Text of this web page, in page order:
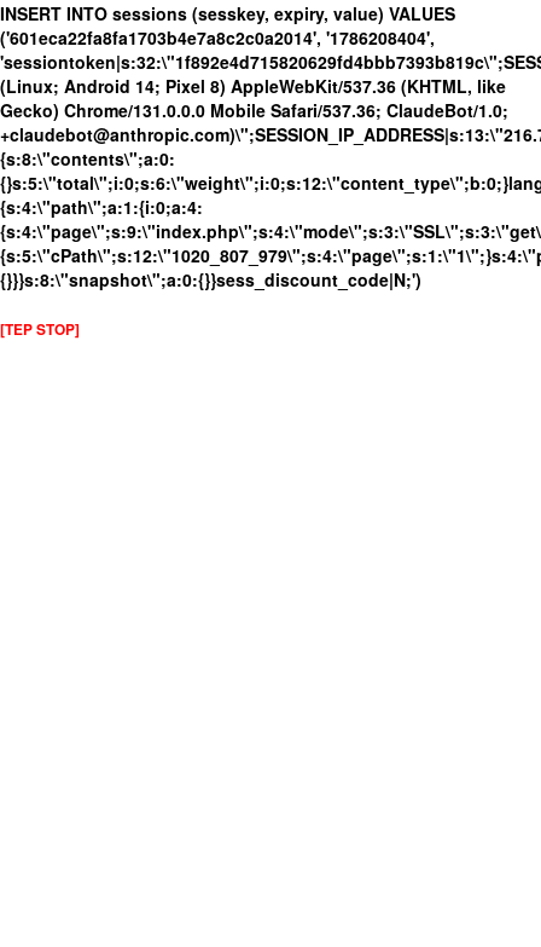
INSERT INTO sessions (sesskey, expiry, value) VALUES
('601eca22fa8fa1703b4e7a8c2c0a2014', '1786208404',
(Linux; Android 14; Pixel 8) AppleWebKit/537.36 (KHTML, like
Gecko) Chrome/131.0.0.0 Mobile Safari/537.36; ClaudeBot/1.0;
{s:8:\"contents\";a:0:
{s:4:\"path\";a:1:{i:0;a:4:
{}}}s:8:\"snapshot\";a:0:{}}sess_discount_code|N;')
[TEP STOP]